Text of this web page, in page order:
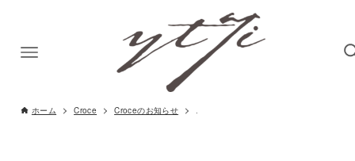
ホーム Croce Croceのお知らせ .